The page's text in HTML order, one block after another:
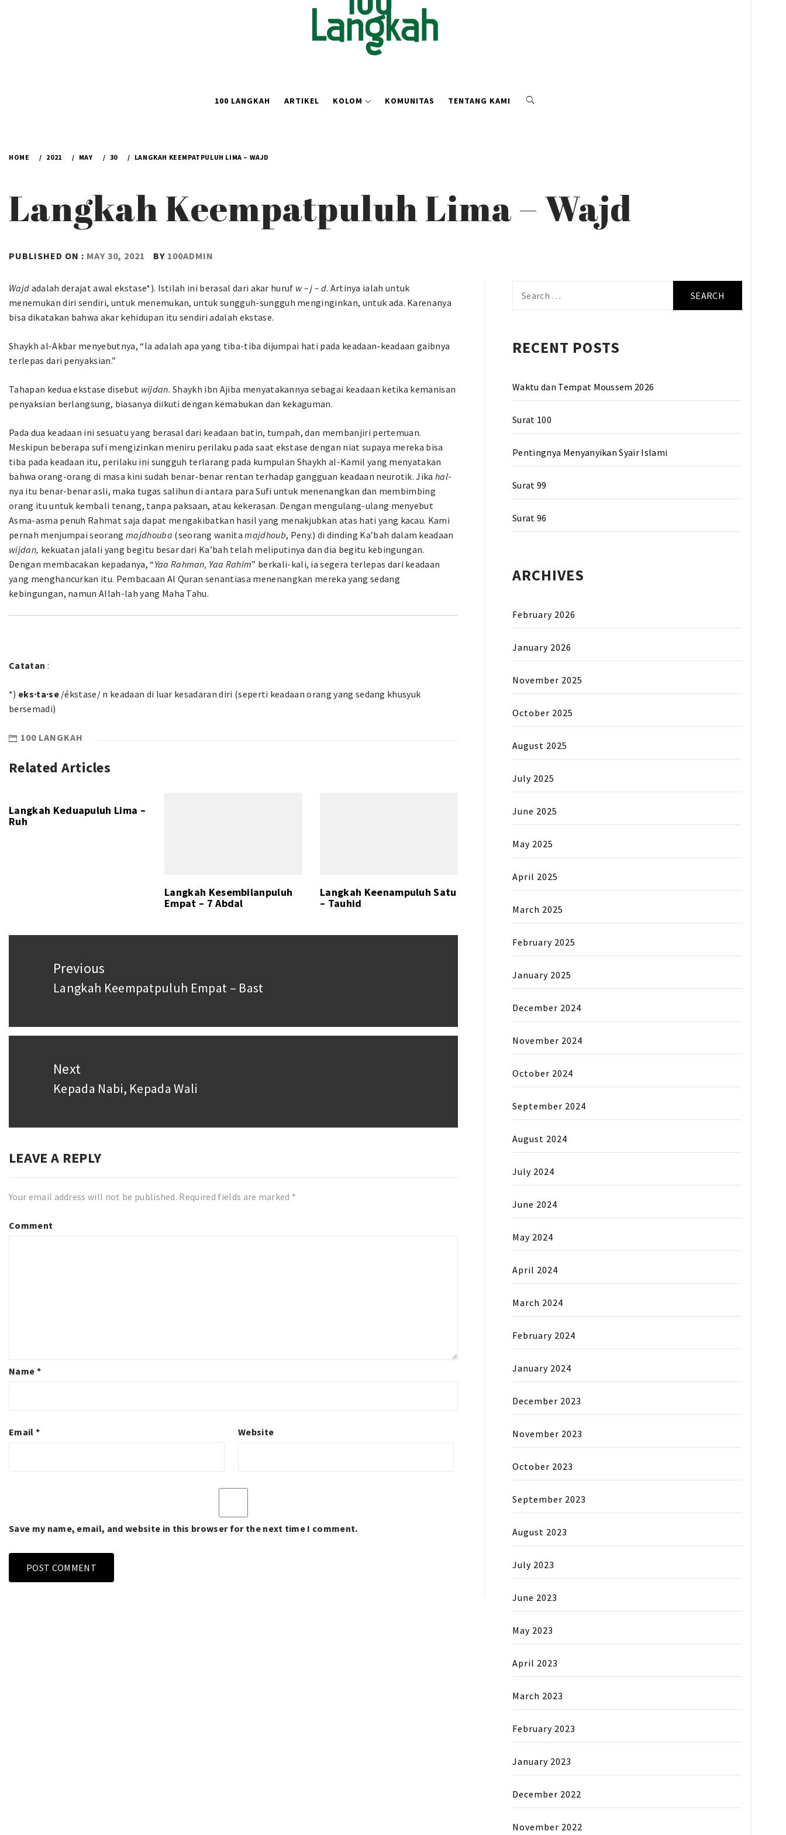
100 LANGKAH ARTIKEL KOLOM KOMUNITAS TENTANG KAMI
HOME 2021 MAY 30 LANGKAH KEEMPATPULUH LIMA – WAJD
Langkah Keempatpuluh Lima – Wajd
PUBLISHED ON : MAY 30, 2021 BY 100ADMIN
Wajd adalah derajat awal ekstase*). Istilah ini berasal dari akar huruf w – j – d. Artinya ialah untuk
menemukan diri sendiri, untuk menemukan, untuk sungguh-sungguh menginginkan, untuk ada. Karenanya
bisa dikatakan bahwa akar kehidupan itu sendiri adalah ekstase.
Shaykh al-Akbar menyebutnya, “Ia adalah apa yang tiba-tiba dijumpai hati pada keadaan-keadaan gaibnya
terlepas dari penyaksian.”
Tahapan kedua ekstase disebut wijdan. Shaykh ibn Ajiba menyatakannya sebagai keadaan ketika kemanisan
penyaksian berlangsung, biasanya diikuti dengan kemabukan dan kekaguman.
Pada dua keadaan ini sesuatu yang berasal dari keadaan batin, tumpah, dan membanjiri pertemuan.
Meskipun beberapa sufi mengizinkan meniru perilaku pada saat ekstase dengan niat supaya mereka bisa
tiba pada keadaan itu, perilaku ini sungguh terlarang pada kumpulan Shaykh al-Kamil yang menyatakan
bahwa orang-orang di masa kini sudah benar-benar rentan terhadap gangguan keadaan neurotik. Jikahal-
nya itu benar-benar asli, maka tugas salihun di antara para Sufi untuk menenangkan dan membimbing
orang itu untuk kembali tenang, tanpa paksaan, atau kekerasan. Dengan mengulang-ulang menyebut
Asma-asma penuh Rahmat saja dapat mengakibatkan hasil yang menakjubkan atas hati yang kacau. Kami
pernah menjumpai seorangmajdhouba (seorang wanitamajdhoub, Peny.) di dinding Ka’bah dalam keadaan
wijdan, kekuatan jalali yang begitu besar dari Ka’bah telah meliputinya dan dia begitu kebingungan.
Dengan membacakan kepadanya, “Yaa Rahman, Yaa Rahim” berkali-kali, ia segera terlepas dari keadaan
yang menghancurkan itu. Pembacaan Al Quran senantiasa menenangkan mereka yang sedang
kebingungan, namun Allah-lah yang Maha Tahu.
Catatan :
*) eks·ta·se/ékstase/ n keadaan di luar kesadaran diri (seperti keadaan orang yang sedang khusyuk
bersemadi)
100 LANGKAH
Related Articles
Langkah Keduapuluh Lima –
Ruh
Langkah Kesembilanpuluh
Empat – 7 Abdal
Langkah Keenampuluh Satu
– Tauhid
navigation
Previous
Previous
Langkah Keempatpuluh Empat – Bast
Next
Next
Kepada Nabi, Kepada Wali
LEAVE A REPLY
Your email address will not be published. Required fields are marked *
Comment
Name *
Email * Website
Save my name, email, and website in this browser for the next time I comment.
for:
RECENT POSTS
Waktu dan Tempat Moussem 2026
Surat 100
Pentingnya Menyanyikan Syair Islami
Surat 99
Surat 96
ARCHIVES
February 2026
January 2026
November 2025
October 2025
August 2025
July 2025
June 2025
May 2025
April 2025
March 2025
February 2025
January 2025
December 2024
November 2024
October 2024
September 2024
August 2024
July 2024
June 2024
May 2024
April 2024
March 2024
February 2024
January 2024
December 2023
November 2023
October 2023
September 2023
August 2023
July 2023
June 2023
May 2023
April 2023
March 2023
February 2023
January 2023
December 2022
November 2022